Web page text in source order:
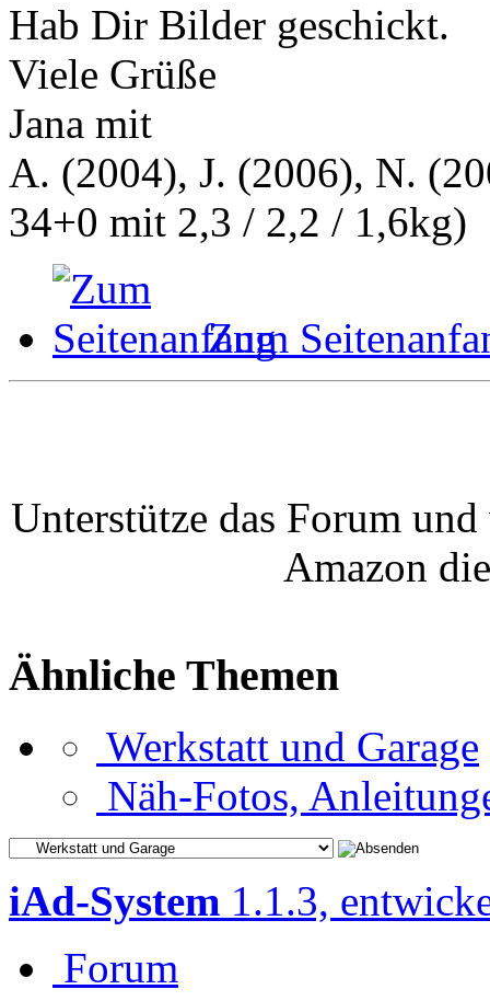
Hab Dir Bilder geschickt.
Viele Grüße
Jana mit
A. (2004), J. (2006), N.
34+0 mit 2,3 / 2,2 / 1,6kg)
Zum
Unterstütze das Forum
Amazon
Ähnliche Themen
Werkstatt und Garage
Näh-Fotos,
iAd-System 1.1.3,
Forum